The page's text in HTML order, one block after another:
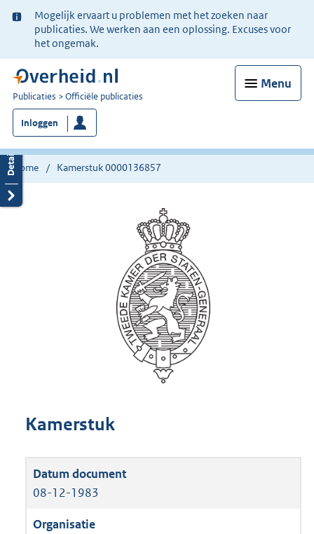
Ter
informatie:
Mogelijk ervaart u problemen met het zoeken naar
publicaties. We werken aan een oplossing. Excuses voor
het ongemak.
Menu
U
bent
nu
hier:
Publicaties Officiële publicaties
Inloggen
Home Kamerstuk 0000136857
Kamerstuk
08-12-1983